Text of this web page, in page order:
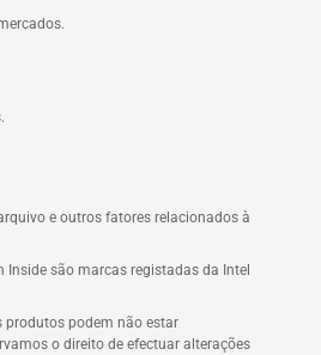
e outros fatores relacionados à
Inside são marcas registadas da Intel
produtos podem não estar
o direito de efectuar alterações